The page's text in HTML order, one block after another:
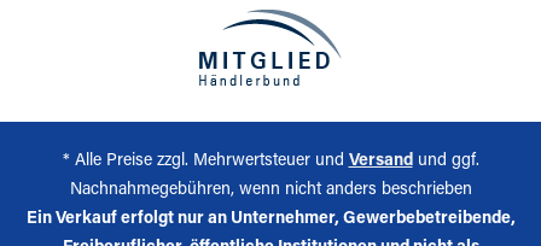
* Alle Preise zzgl. Mehrwertsteuer und Versandund ggf.
Nachnahmegebühren, wenn nicht anders beschrieben
Ein Verkauf erfolgt nur an Unternehmer, Gewerbebetreibende,